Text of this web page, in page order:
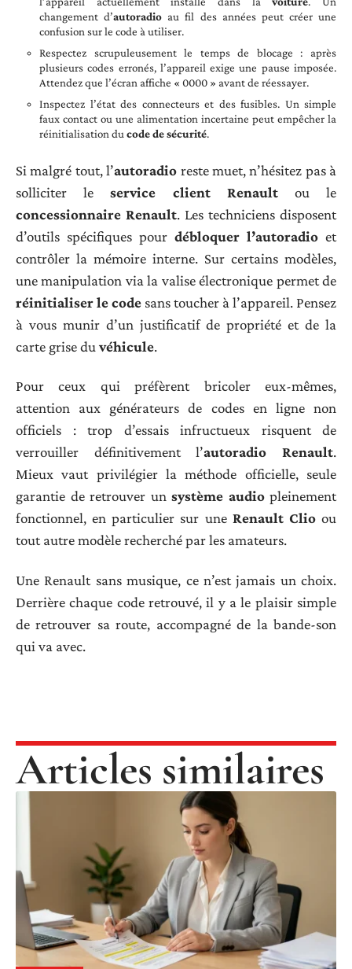
changement d’autoradio au fil des années peut créer une
confusion sur le code à utiliser.
Respectez scrupuleusement le temps de blocage : après
plusieurs codes erronés, l’appareil exige une pause imposée.
Attendez que l’écran affiche « 0000 » avant de réessayer.
Inspectez l’état des connecteurs et des fusibles. Un simple
faux contact ou une alimentation incertaine peut empêcher la
réinitialisation ducode de sécurité.
Si malgré tout, l’autoradio reste muet, n’hésitez pas à
solliciter leservice client Renaultou le
concessionnaire Renault. Les techniciens disposent
d’outils spécifiques pour débloquer l’autoradio et
contrôler la mémoire interne. Sur certains modèles,
une manipulation via la valise électronique permet de
réinitialiser le code sans toucher à l’appareil. Pensez
à vous munir d’un justificatif de propriété et de la
carte grise du véhicule.
Pour ceux qui préfèrent bricoler eux-mêmes,
attention aux générateurs de codes en ligne non
officiels : trop d’essais infructueux risquent de
verrouiller définitivement l’autoradio Renault.
Mieux vaut privilégier la méthode officielle, seule
garantie de retrouver un système audiopleinement
fonctionnel, en particulier sur une Renault Clioou
tout autre modèle recherché par les amateurs.
Une Renault sans musique, ce n’est jamais un choix.
Derrière chaque code retrouvé, il y a le plaisir simple
de retrouver sa route, accompagné de la bande-son
qui va avec.
Articles similaires